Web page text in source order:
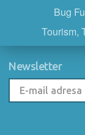
Bug
Tourism,
Newsletter